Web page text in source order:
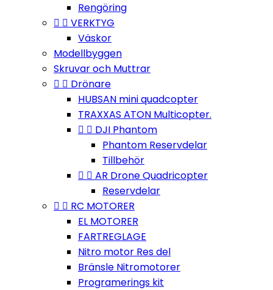
Rengöring
  VERKTYG
Väskor
Modellbyggen
Skruvar och Muttrar
  Drönare
HUBSAN mini quadcopter
TRAXXAS ATON Multicopter.
  DJI Phantom
Phantom Reservdelar
Tillbehör
  AR Drone Quadricopter
Reservdelar
  RC MOTORER
EL MOTORER
FARTREGLAGE
Nitro motor Res del
Bränsle Nitromotorer
Programerings kit